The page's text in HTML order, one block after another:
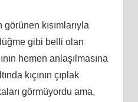
kısımlarıyla
gibi belli olan
hemen anlaşılmasına
kıçının çıplak
görmüyordu ama,